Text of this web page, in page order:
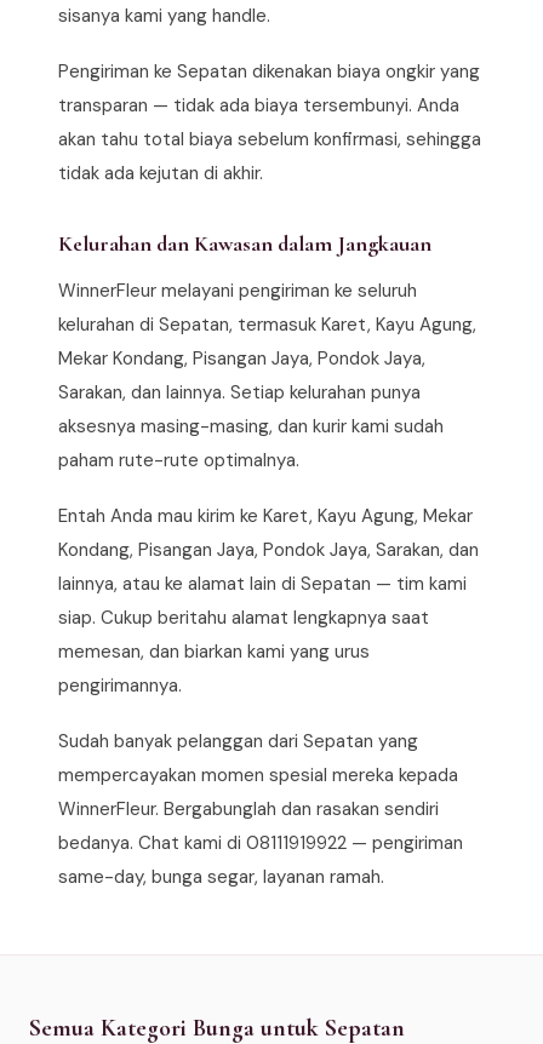
sisanya kami yang handle.
Pengiriman ke Sepatan dikenakan biaya ongkir yang
transparan — tidak ada biaya tersembunyi. Anda
akan tahu total biaya sebelum konfirmasi, sehingga
tidak ada kejutan di akhir.
Kelurahan dan Kawasan dalam Jangkauan
WinnerFleur melayani pengiriman ke seluruh
kelurahan di Sepatan, termasuk Karet, Kayu Agung,
Mekar Kondang, Pisangan Jaya, Pondok Jaya,
Sarakan, dan lainnya. Setiap kelurahan punya
aksesnya masing-masing, dan kurir kami sudah
paham rute-rute optimalnya.
Entah Anda mau kirim ke Karet, Kayu Agung, Mekar
Kondang, Pisangan Jaya, Pondok Jaya, Sarakan, dan
lainnya, atau ke alamat lain di Sepatan — tim kami
siap. Cukup beritahu alamat lengkapnya saat
memesan, dan biarkan kami yang urus
pengirimannya.
Sudah banyak pelanggan dari Sepatan yang
mempercayakan momen spesial mereka kepada
WinnerFleur. Bergabunglah dan rasakan sendiri
bedanya. Chat kami di 08111919922 — pengiriman
same-day, bunga segar, layanan ramah.
Semua Kategori Bunga untuk Sepatan